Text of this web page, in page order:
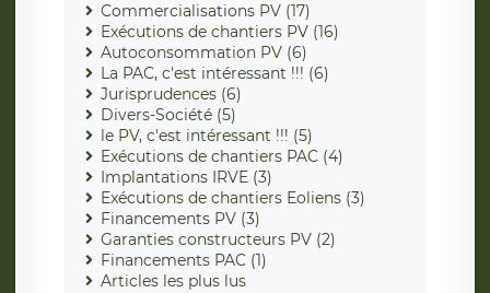
Commercialisations PV (17)
Exécutions de chantiers PV (16)
Autoconsommation PV (6)
La PAC, c'est intéressant !!! (6)
Jurisprudences (6)
Divers-Société (5)
le PV, c'est intéressant !!! (5)
Exécutions de chantiers PAC (4)
Implantations IRVE (3)
Exécutions de chantiers Eoliens (3)
Financements PV (3)
Garanties constructeurs PV (2)
Financements PAC (1)
Articles les plus lus